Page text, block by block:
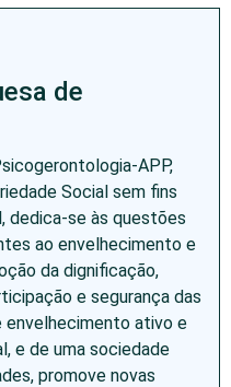
de
APP,
Social sem fins
dedica-se às questões
ao envelhecimento e
da dignificação,
e segurança das
envelhecimento ativo e
e de uma sociedade
promove novas